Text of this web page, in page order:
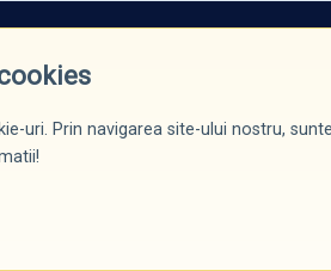
PERSONALE DETALII
uri. Prin navigarea site-ului nostru,